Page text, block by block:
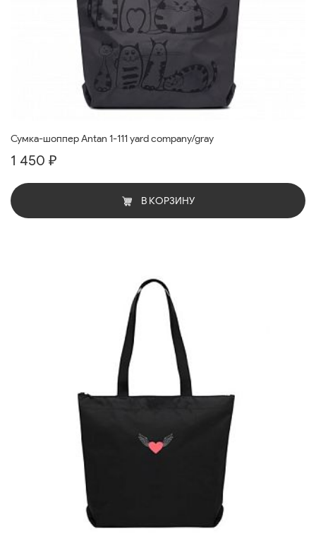
Сумка-шоппер Antan 1-111 yard company/gray
1 450 ₽
В КОРЗИНУ